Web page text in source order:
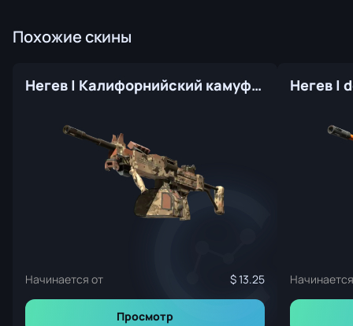
Похожие скины
Негев | Калифорнийский камуфляж (Прямо с завода)
Начинается от 13.25
Просмотр